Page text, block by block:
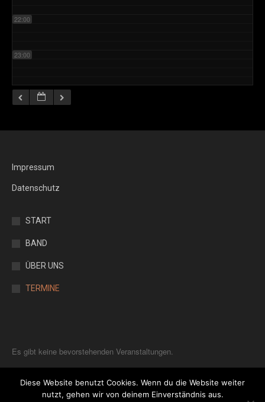
22:00
23:00
Impressum
Datenschutz
START
BAND
ÜBER UNS
TERMINE
Es gibt keine bevorstehenden Veranstaltungen.
Diese Website benutzt Cookies. Wenn du die Website weiter
nutzt, gehen wir von deinem Einverständnis aus.